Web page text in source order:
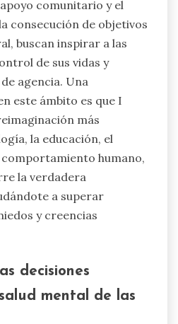
comunitario y el
consecución de objetivos
buscan inspirar a las
de sus vidas y
agencia. Una
este ámbito es que I
más
la educación, el
humano,
la verdadera
a superar
y creencias
decisiones
mental de las